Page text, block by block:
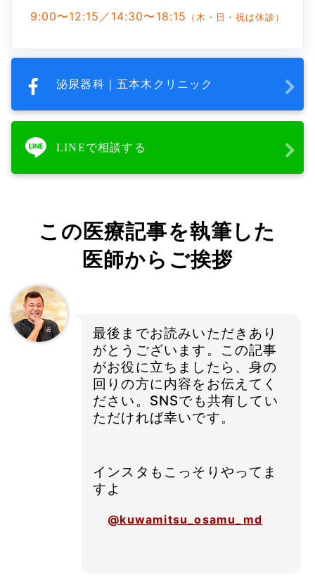
9:00〜12:15／14:30〜18:15 （木・日・祝は休診）
泌尿器科｜五本木クリニック
LINEで相談する
この医療記事を執筆した
医師からご挨拶
最後までお読みいただきあり
がとうございます。この記事
がお役に立ちましたら、身の
回りの方に内容をお伝えてく
ださい。SNSでも共有してい
ただければ幸いです。
インスタもこっそりやってま
すよ
@kuwamitsu_osamu_md